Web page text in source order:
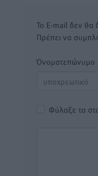
Το E-mail δεν θα
Πρέπει να
Όνοματεπώνυμο
Φύλαξε τα